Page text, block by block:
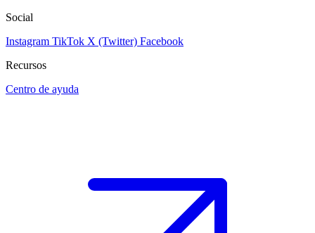
Social
Instagram TikTok X (Twitter) Facebook
Recursos
Centro de ayuda